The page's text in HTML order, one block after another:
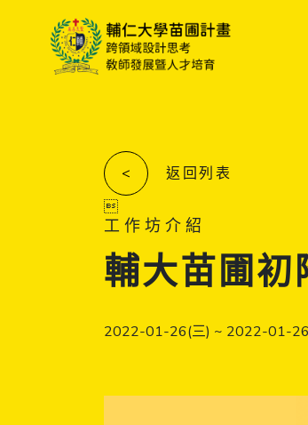
< 返回列表

工作坊介紹
輔大苗圃
2022-01-26(三) ~ 2022-01-